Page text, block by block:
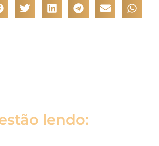
lendo: